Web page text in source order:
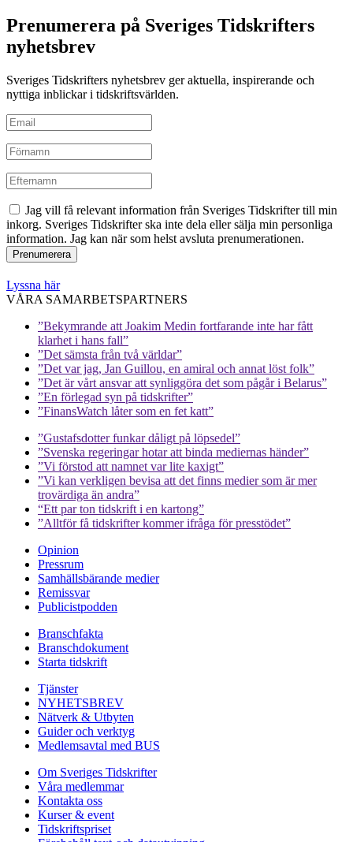
Prenumerera på Sveriges Tidskrifters
nyhetsbrev
Sveriges Tidskrifters nyhetsbrev ger aktuella, inspirerande och
nyttiga inblickar i tidskriftsvärlden.
Jag vill få relevant information från Sveriges Tidskrifter till min
inkorg. Sveriges Tidskrifter ska inte dela eller sälja min personliga
information. Jag kan när som helst avsluta prenumerationen.
Lyssna här
VÅRA SAMARBETSPARTNERS
”Bekymrande att Joakim Medin fortfarande inte har fått
klarhet i hans fall”
”Det sämsta från två världar”
”Det var jag, Jan Guillou, en amiral och annat löst folk”
”Det är vårt ansvar att synliggöra det som pågår i Belarus”
”En förlegad syn på tidskrifter”
”FinansWatch låter som en fet katt”
”Gustafsdotter funkar dåligt på löpsedel”
”Svenska regeringar hotar att binda mediernas händer”
”Vi förstod att namnet var lite kaxigt”
”Vi kan verkligen bevisa att det finns medier som är mer
trovärdiga än andra”
“Ett par ton tidskrift i en kartong”
”Alltför få tidskrifter kommer ifråga för presstödet”
Opinion
Pressrum
Samhällsbärande medier
Remissvar
Publicistpodden
Branschfakta
Branschdokument
Starta tidskrift
Tjänster
NYHETSBREV
Nätverk & Utbyten
Guider och verktyg
Medlemsavtal med BUS
Om Sveriges Tidskrifter
Våra medlemmar
Kontakta oss
Kurser & event
Tidskriftspriset